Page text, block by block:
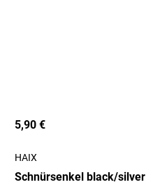
5,90 €
HAIX
Schnürsenkel black/silver